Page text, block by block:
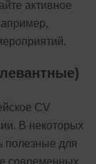
активное
CV
В некоторых
полезные для